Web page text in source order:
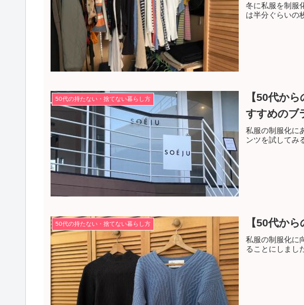
冬に私服を制服
は半分ぐらいの
50代の持たない・捨てない暮らし方
【50代か
すすめのブ
私服の制服化に
ンツを試してみ
50代の持たない・捨てない暮らし方 【50代か
私服の制服化に
ることにしまし